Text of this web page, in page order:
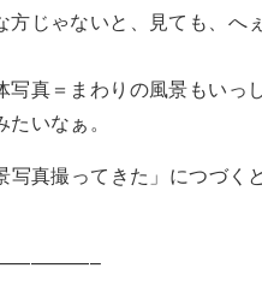
方じゃないと、見ても、へ
写真＝まわりの風景もいっ
いなぁ。
真撮ってきた」につづく